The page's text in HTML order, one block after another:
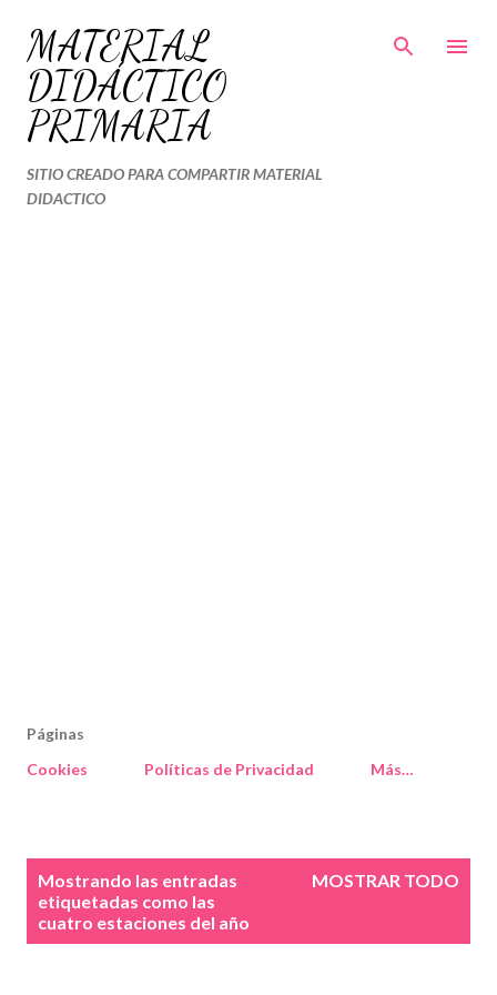
Ir al contenido principal
MATERIAL
DIDÁCTICO
PRIMARIA
SITIO CREADO PARA COMPARTIR MATERIAL
DIDACTICO
Páginas
Cookies
Políticas de Privacidad Más…
Mostrando las entradas
etiquetadas como las
cuatro estaciones del año
MOSTRAR TODO